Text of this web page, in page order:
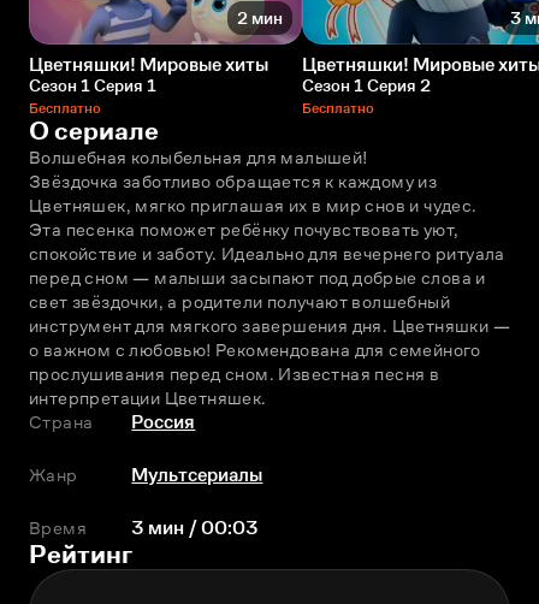
2 мин
Цветняшки! Мировые хиты
Сезон 1 Серия 1
Бесплатно
3
Цветняшки! Мировые
Сезон 1 Серия 2
Бесплатно
О сериале
Волшебная колыбельная для малышей!
Звёздочка заботливо обращается к каждому из
Цветняшек, мягко приглашая их в мир снов и чудес.
Эта песенка поможет ребёнку почувствовать уют,
спокойствие и заботу. Идеально для вечернего ритуала
перед сном — малыши засыпают под добрые слова и
свет звёздочки, а родители получают волшебный
инструмент для мягкого завершения дня. Цветняшки —
о важном с любовью! Рекомендована для семейного
прослушивания перед сном. Известная песня в
интерпретации Цветняшек.
Страна
Россия
Жанр Мультсериалы
Время 3 мин / 00:03
Рейтинг